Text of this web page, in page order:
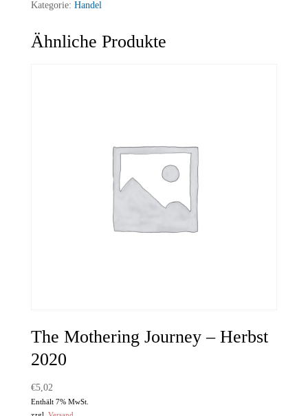
Kategorie: Handel
Ähnliche Produkte
The Mothering Journey – Herbst
2020
€5,02
Enthält 7% MwSt.